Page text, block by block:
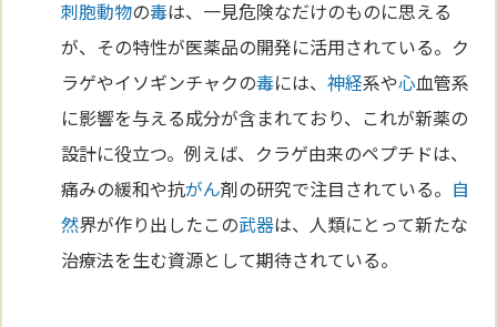
刺胞動物の毒は、一見危険なだけのものに思える
が、その特性が医薬品の開発に活用されている。ク
ラゲやイソギンチャクの毒には、神経系や心血管系
に影響を与える成分が含まれており、これが新薬の
設計に役立つ。例えば、クラゲ由来のペプチドは、
痛みの緩和や抗がん剤の研究で注目されている。 自
然界が作り出したこの武器は、人類にとって新たな
治療法を生む資源として期待されている。